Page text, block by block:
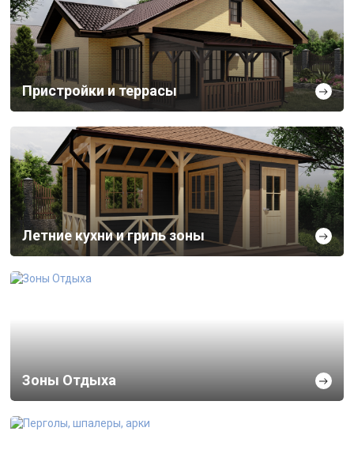
Пристройки и террасы
Летние кухни и гриль зоны
Зоны Отдыха